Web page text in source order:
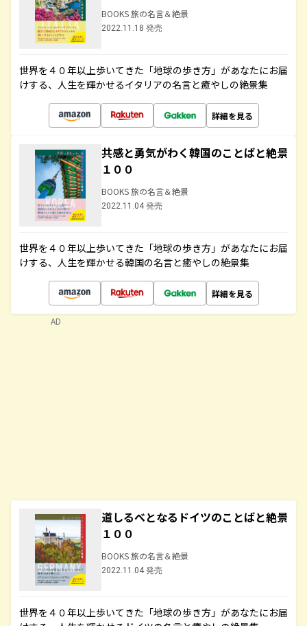
BOOKS 旅の名言＆絶景
2022.11.18 発売
世界を４０年以上歩いてきた「地球の歩き方」があなたにお届
けする、人生を輝かせるイタリアの名言と癒やしの絶景集
詳細を見る
共感と勇気がわく韓国のことばと絶景
１００
BOOKS 旅の名言＆絶景
2022.11.04 発売
世界を４０年以上歩いてきた「地球の歩き方」があなたにお届
けする、人生を輝かせる韓国の名言と癒やしの絶景集
詳細を見る
道しるべとなるドイツのことばと絶景
１００
BOOKS 旅の名言＆絶景
2022.11.04 発売
世界を４０年以上歩いてきた「地球の歩き方」があなたにお届
AD